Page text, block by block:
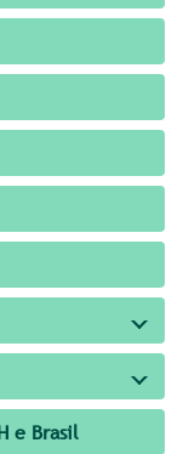
e Brasil